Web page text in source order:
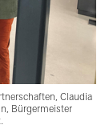
Claudia
Bürgermeister